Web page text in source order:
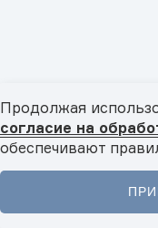
Главная Новости
Персоны 29.07.2026
Раис Республики
заинтересованы в
странами БРИКС,
Продолжая
согласие на
обеспечивают